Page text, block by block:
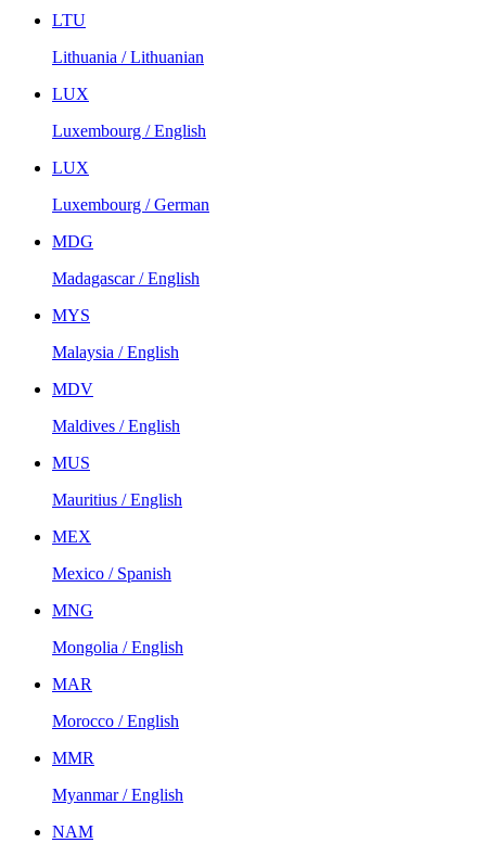
LTU
Lithuania / Lithuanian
LUX
Luxembourg / English
LUX
Luxembourg / German
MDG
Madagascar / English
MYS
Malaysia / English
MDV
Maldives / English
MUS
Mauritius / English
MEX
Mexico / Spanish
MNG
Mongolia / English
MAR
Morocco / English
MMR
Myanmar / English
NAM